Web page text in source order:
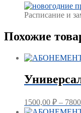
with
caption:
Gallery
caption:
Расписание и
Похожие
1500,00 ₽ –